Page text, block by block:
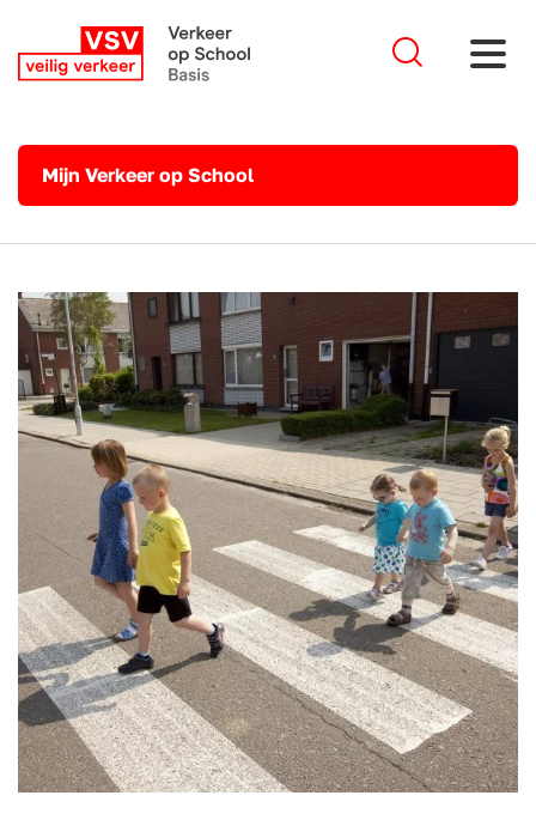
Mijn Verkeer op School